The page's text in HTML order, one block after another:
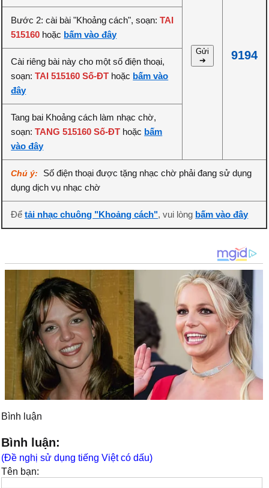
Gửi
➔
9194
Bước 2: cài bài "Khoảng cách", soạn:TAI
515160 hoặc bấm vào đây
Cài riêng bài này cho một số điện thoại,
soạn:TAI 515160 Số-ĐT hoặc bấm vào
đây
Tang bai Khoảng cách làm nhạc chờ,
soạn:TANG 515160 Số-ĐT hoặc bấm
vào đây
Chú ý:
Số điện thoại được tặng nhạc chờ phải đang sử dụng
dụng dịch vụ nhạc chờ
Đểtải nhạc chuông "Khoảng cách", vui lòng bấm vào đây
Bình luận
Bình luận:
(Đề nghị sử dụng tiếng Việt có dấu)
Tên bạn: